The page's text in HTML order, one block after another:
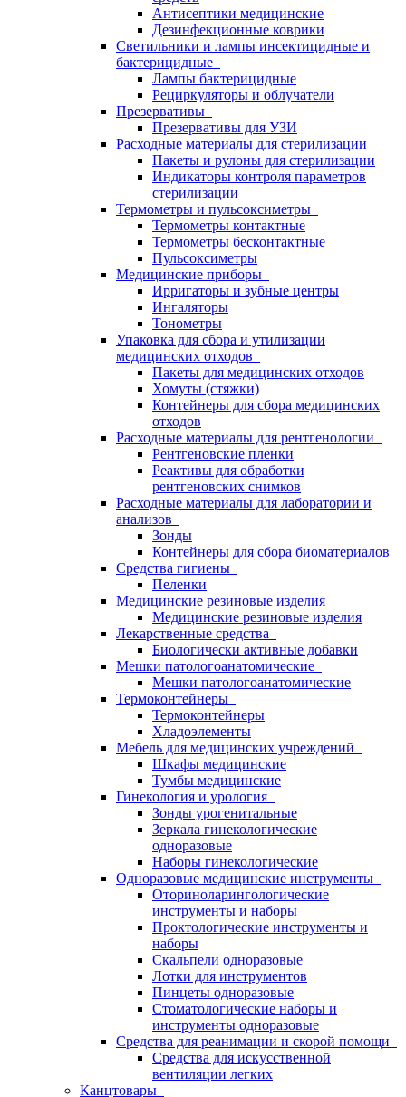
Антисептики медицинские
Дезинфекционные коврики
Светильники и лампы инсектицидные и
бактерицидные
Лампы бактерицидные
Рециркуляторы и облучатели
Презервативы
Презервативы для УЗИ
Расходные материалы для стерилизации
Пакеты и рулоны для стерилизации
Индикаторы контроля параметров
стерилизации
Термометры и пульсоксиметры
Термометры контактные
Термометры бесконтактные
Пульсоксиметры
Медицинские приборы
Ирригаторы и зубные центры
Ингаляторы
Тонометры
Упаковка для сбора и утилизации
медицинских отходов
Пакеты для медицинских отходов
Хомуты (стяжки)
Контейнеры для сбора медицинских
отходов
Расходные материалы для рентгенологии
Рентгеновские пленки
Реактивы для обработки
рентгеновских снимков
Расходные материалы для лаборатории и
анализов
Зонды
Контейнеры для сбора биоматериалов
Средства гигиены
Пеленки
Медицинские резиновые изделия
Медицинские резиновые изделия
Лекарственные средства
Биологически активные добавки
Мешки патологоанатомические
Мешки патологоанатомические
Термоконтейнеры
Термоконтейнеры
Хладоэлементы
Мебель для медицинских учреждений
Шкафы медицинские
Тумбы медицинские
Гинекология и урология
Зонды урогенитальные
Зеркала гинекологические
одноразовые
Наборы гинекологические
Одноразовые медицинские инструменты
Оториноларингологические
инструменты и наборы
Проктологические инструменты и
наборы
Скальпели одноразовые
Лотки для инструментов
Пинцеты одноразовые
Стоматологические наборы и
инструменты одноразовые
Средства для реанимации и скорой помощи
Средства для искусственной
вентиляции легких
Канцтовары